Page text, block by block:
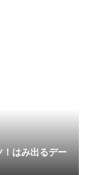
！はみ出るデー